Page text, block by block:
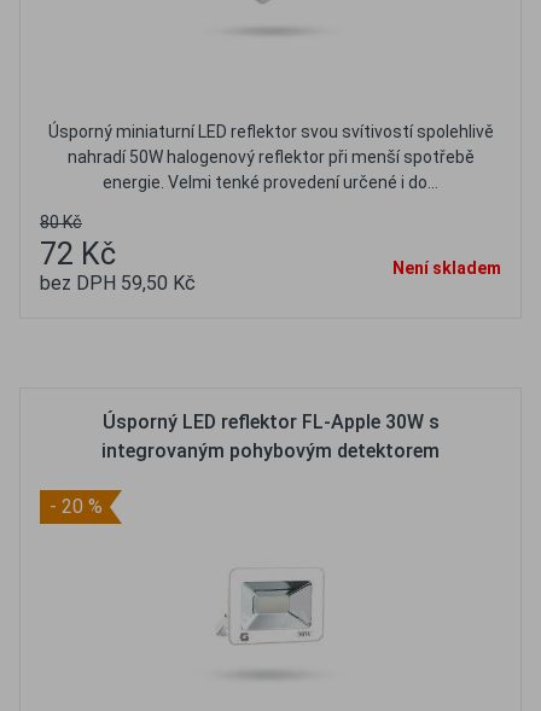
Úsporný miniaturní LED reflektor svou svítivostí spolehlivě
nahradí 50W halogenový reflektor při menší spotřebě
energie. Velmi tenké provedení určené i do...
80 Kč
72 Kč
bez DPH 59,50 Kč
Není skladem
Úsporný LED reflektor FL-Apple 30W s
integrovaným pohybovým detektorem
- 20 %